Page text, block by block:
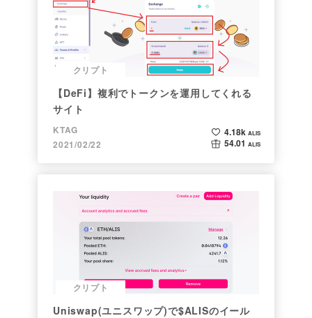
クリプト
【DeFi】複利でトークンを運用してくれる
サイト
KTAG
2021/02/22
4.18k ALIS
54.01 ALIS
クリプト
Uniswap(ユニスワップ)で$ALISのイール